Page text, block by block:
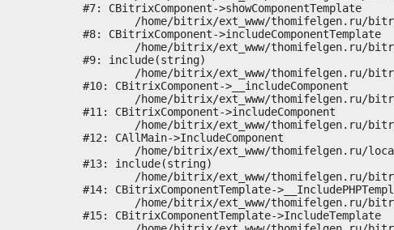
#7: CBitrixComponent->showComponentTemplate
#8: CBitrixComponent->includeComponentTemplate
#9: include(string)
#10: CBitrixComponent->__includeComponent
#11: CBitrixComponent->includeComponent
#12: CAllMain->IncludeComponent
#13: include(string)
#14: CBitrixComponentTemplate-
#15: CBitrixComponentTemplate->IncludeTemplate